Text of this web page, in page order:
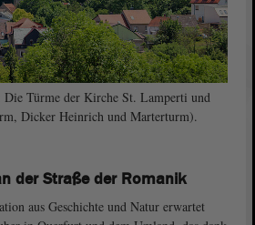
Türme der Kirche St. Lamperti und
Dicker Heinrich und Marterturm).
der Straße der Romanik
aus Geschichte und Natur erwartet